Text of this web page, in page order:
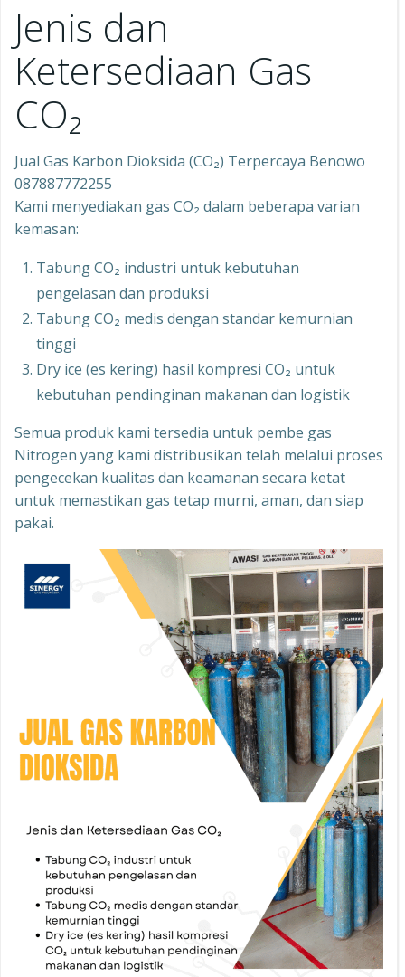
Jenis dan
Ketersediaan Gas
CO₂
Jual Gas Karbon Dioksida (CO₂) Terpercaya Benowo
087887772255
Kami menyediakan gas CO₂ dalam beberapa varian
kemasan:
Tabung CO₂ industri untuk kebutuhan
pengelasan dan produksi
Tabung CO₂ medis dengan standar kemurnian
tinggi
Dry ice (es kering) hasil kompresi CO₂ untuk
kebutuhan pendinginan makanan dan logistik
Semua produk kami tersedia untuk pembe gas
Nitrogen yang kami distribusikan telah melalui proses
pengecekan kualitas dan keamanan secara ketat
untuk memastikan gas tetap murni, aman, dan siap
pakai.